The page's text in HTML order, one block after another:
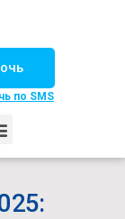
по SMS